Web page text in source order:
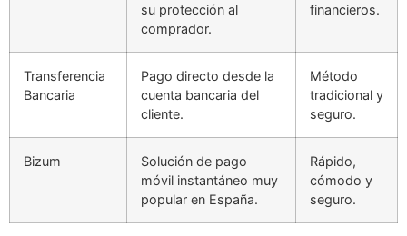
su protección al
comprador.
financieros.
Transferencia
Bancaria
Pago directo desde la
cuenta bancaria del
cliente.
Método
tradicional y
seguro.
Bizum
Solución de pago
móvil instantáneo muy
popular en España.
Rápido,
cómodo y
seguro.